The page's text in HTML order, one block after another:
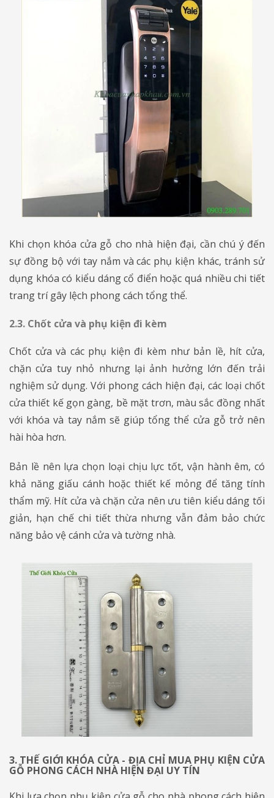
Khi chọn khóa cửa gỗ cho nhà hiện đại, cần chú ý đến
sự đồng bộ với tay nắm và các phụ kiện khác, tránh sử
dụng khóa có kiểu dáng cổ điển hoặc quá nhiều chi tiết
trang trí gây lệch phong cách tổng thể.
2.3. Chốt cửa và phụ kiện đi kèm
Chốt cửa và các phụ kiện đi kèm như bản lề, hít cửa,
chặn cửa tuy nhỏ nhưng lại ảnh hưởng lớn đến trải
nghiệm sử dụng. Với phong cách hiện đại, các loại chốt
cửa thiết kế gọn gàng, bề mặt trơn, màu sắc đồng nhất
với khóa và tay nắm sẽ giúp tổng thể cửa gỗ trở nên
hài hòa hơn.
Bản lề nên lựa chọn loại chịu lực tốt, vận hành êm, có
khả năng giấu cánh hoặc thiết kế mỏng để tăng tính
thẩm mỹ. Hít cửa và chặn cửa nên ưu tiên kiểu dáng tối
giản, hạn chế chi tiết thừa nhưng vẫn đảm bảo chức
năng bảo vệ cánh cửa và tường nhà.
3. THẾ GIỚI KHÓA CỬA - ĐỊA CHỈ MUA PHỤ KIỆN CỬA
GỖ PHONG CÁCH NHÀ HIỆN ĐẠI UY TÍN